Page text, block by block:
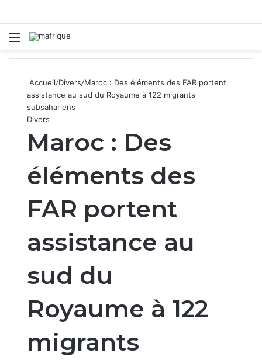
Menu
Accueil/Divers/Maroc : Des éléments des FAR portent
assistance au sud du Royaume à 122 migrants
subsahariens
Divers
Maroc : Des
éléments des
FAR portent
assistance au
sud du
Royaume à 122
migrants